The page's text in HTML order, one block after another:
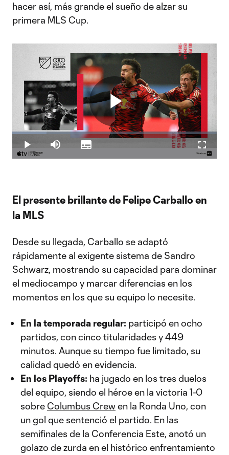
hacer así, más grande el sueño de alzar su
primera MLS Cup.
Play
Play Mute
Loaded:
16.69%
Subtitles
El presente brillante de Felipe Carballo en
la MLS
Desde su llegada, Carballo se adaptó
rápidamente al exigente sistema de Sandro
Schwarz, mostrando su capacidad para dominar
el mediocampo y marcar diferencias en los
momentos en los que su equipo lo necesite.
En la temporada regular: participó en ocho
partidos, con cinco titularidades y 449
minutos. Aunque su tiempo fue limitado, su
calidad quedó en evidencia.
En los Playoffs: ha jugado en los tres duelos
del equipo, siendo el héroe en la victoria 1-0
sobre Columbus Crewen la Ronda Uno, con
un gol que sentenció el partido. En las
semifinales de la Conferencia Este, anotó un
golazo de zurda en el histórico enfrentamiento